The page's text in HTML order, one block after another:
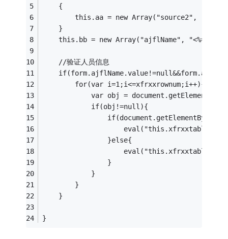
	{
this.aa = new Array("source2",
	}
this.bb = new Array("ajflName",
	//验证人员信息
		for(var i=1;i<=xfrxxrownum;i++){
var obj =
			if(obj!=null){
				}else{
				}
			}
		}
	}
}